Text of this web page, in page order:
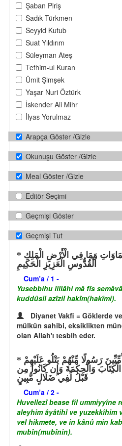
Şaban Piriş
Sadık Türkmen
Seyyid Kutub
Suat Yıldırım
Süleyman Ateş
Tefhim-ul Kuran
Ümit Şimşek
Yaşar Nuri Öztürk
İskender Ali Mihr
İlyas Yorulmaz
Arapça Göster /Gizle
Okunuşu Göster /Gizle
Meal Göster /Gizle
Editör Seçimi
Geçmişi Göster
Geçmişi Tut
الْقُدُّوسِ الْعَزِيزِ الْحَكِيمِ
Cum’a / 1 -
Yusebbihu lillâhi mâ fîs
kuddûsil azîzil hakîm(hakîmi).
Diyanet Vakfi = Göklerde
mülkün sahibi, eksiklikten
olan Allah'ı tesbih eder.
الْكِتَابَ وَالْحِكْمَةَ وَإِن كَانُوا مِن
قَبْلُ لَفِي ضَلَالٍ مُّبِينٍ
Cum’a / 2 -
Huvellezî bease fîl ummiyyîne
aleyhim âyâtihî ve yuzekkîhim
vel hikmete, ve in kânû min
mubîn(mubînin).